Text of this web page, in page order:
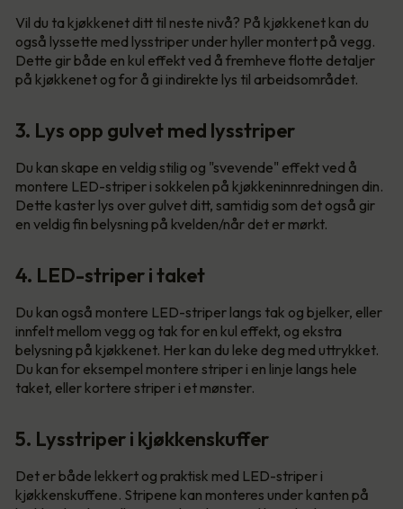
Vil du ta kjøkkenet ditt til neste nivå? På kjøkkenet kan du
også lyssette med lysstriper under hyller montert på vegg.
Dette gir både en kul effekt ved å fremheve flotte detaljer
på kjøkkenet og for å gi indirekte lys til arbeidsområdet.
3. Lys opp gulvet med lysstriper
Du kan skape en veldig stilig og "svevende" effekt ved å
montere LED-striper i sokkelen på kjøkkeninnredningen din.
Dette kaster lys over gulvet ditt, samtidig som det også gir
en veldig fin belysning på kvelden/når det er mørkt.
4. LED-striper i taket
Du kan også montere LED-striper langs tak og bjelker, eller
innfelt mellom vegg og tak for en kul effekt, og ekstra
belysning på kjøkkenet. Her kan du leke deg med uttrykket.
Du kan for eksempel montere striper i en linje langs hele
taket, eller kortere striper i et mønster.
5. Lysstriper i kjøkkenskuffer
Det er både lekkert og praktisk med LED-striper i
kjøkkenskuffene. Stripene kan monteres under kanten på